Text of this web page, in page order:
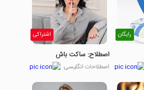
رایگان اشتراکی
اصطلاح: ساکت باش
اصطلاحات انگلیسی